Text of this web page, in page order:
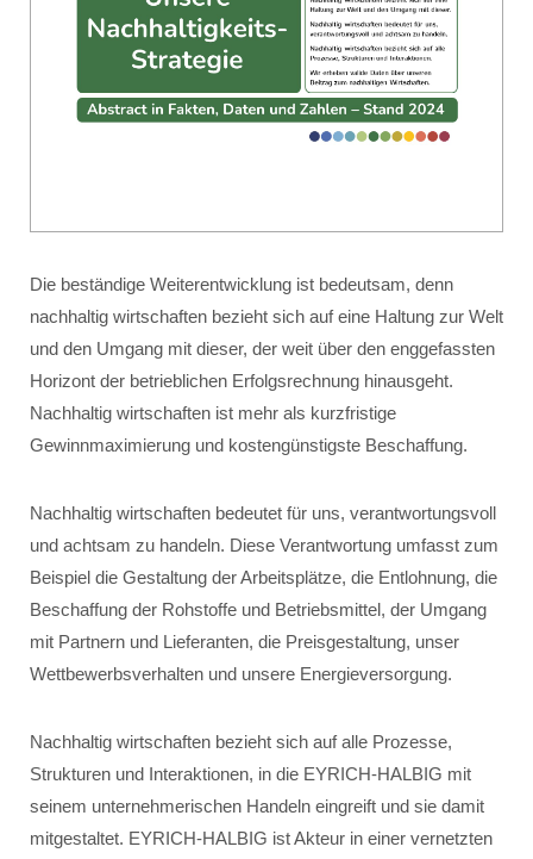
Die beständige Weiterentwicklung ist bedeutsam, denn
nachhaltig wirtschaften bezieht sich auf eine Haltung zur Welt
und den Umgang mit dieser, der weit über den enggefassten
Horizont der betrieblichen Erfolgsrechnung hinausgeht.
Nachhaltig wirtschaften ist mehr als kurzfristige
Gewinnmaximierung und kostengünstigste Beschaffung.
Nachhaltig wirtschaften bedeutet für uns, verantwortungsvoll
und achtsam zu handeln. Diese Verantwortung umfasst zum
Beispiel die Gestaltung der Arbeitsplätze, die Entlohnung, die
Beschaffung der Rohstoffe und Betriebsmittel, der Umgang
mit Partnern und Lieferanten, die Preisgestaltung, unser
Wettbewerbsverhalten und unsere Energieversorgung.
Nachhaltig wirtschaften bezieht sich auf alle Prozesse,
Strukturen und Interaktionen, in die EYRICH-HALBIG mit
seinem unternehmerischen Handeln eingreift und sie damit
mitgestaltet. EYRICH-HALBIG ist Akteur in einer vernetzten